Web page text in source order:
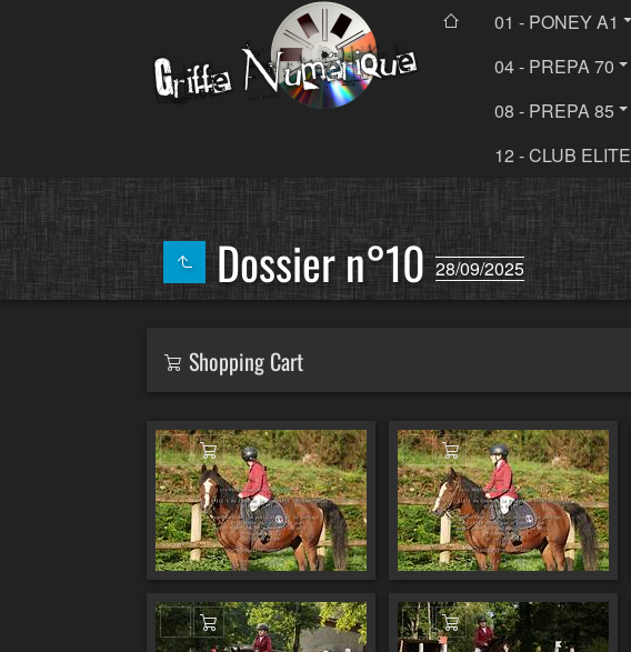
01 - PONEY A1
04 - PREPA 70
08 - PREPA 85
12 - CLUB ELITE
Dossier n°1028/09/2025
Shopping Cart
Ajouter au panier Ajouter au panier
Ajouter au panier Ajouter au panier